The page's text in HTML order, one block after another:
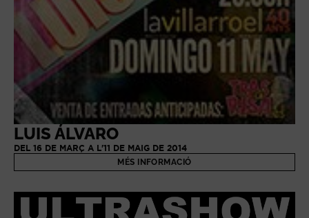
LUIS ÁLVARO
DEL 16 DE MARÇ A L'11 DE MAIG DE 2014
MÉS INFORMACIÓ